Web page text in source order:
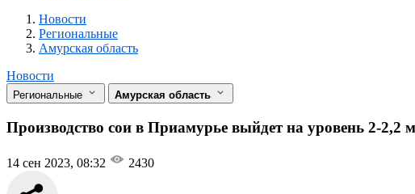
Новости
Разделы
Новости
Региональные
Амурская область
Новости
Региональные Амурская область
Производство сои в Приамурье выйдет на уровень 2-2,2
14 сен 2023, 08:32 2430